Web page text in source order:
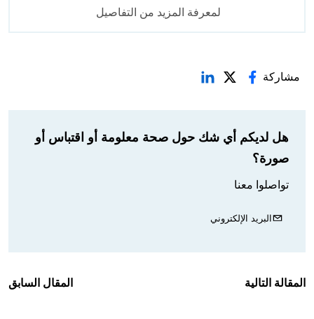
لمعرفة المزيد من التفاصيل
مشاركة
هل لديكم أي شك حول صحة معلومة أو اقتباس أو
صورة؟
تواصلوا معنا
البريد الإلكتروني
المقالة التالية المقال السابق